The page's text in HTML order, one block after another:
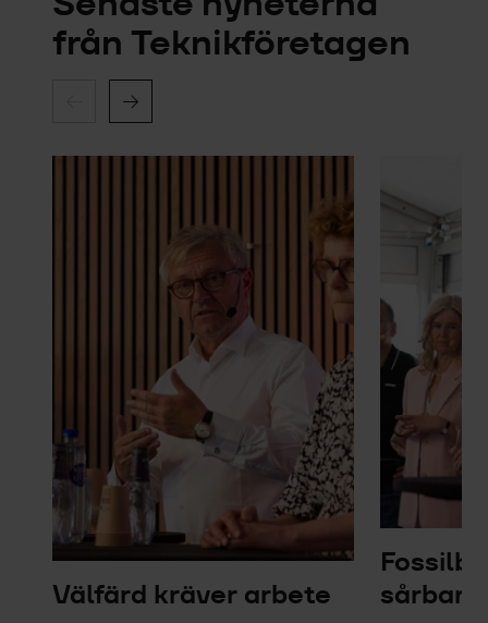
från Teknikföretagen
Välfärd kräver arbete